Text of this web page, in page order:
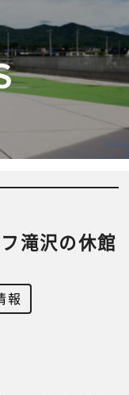
滝沢の休館
報